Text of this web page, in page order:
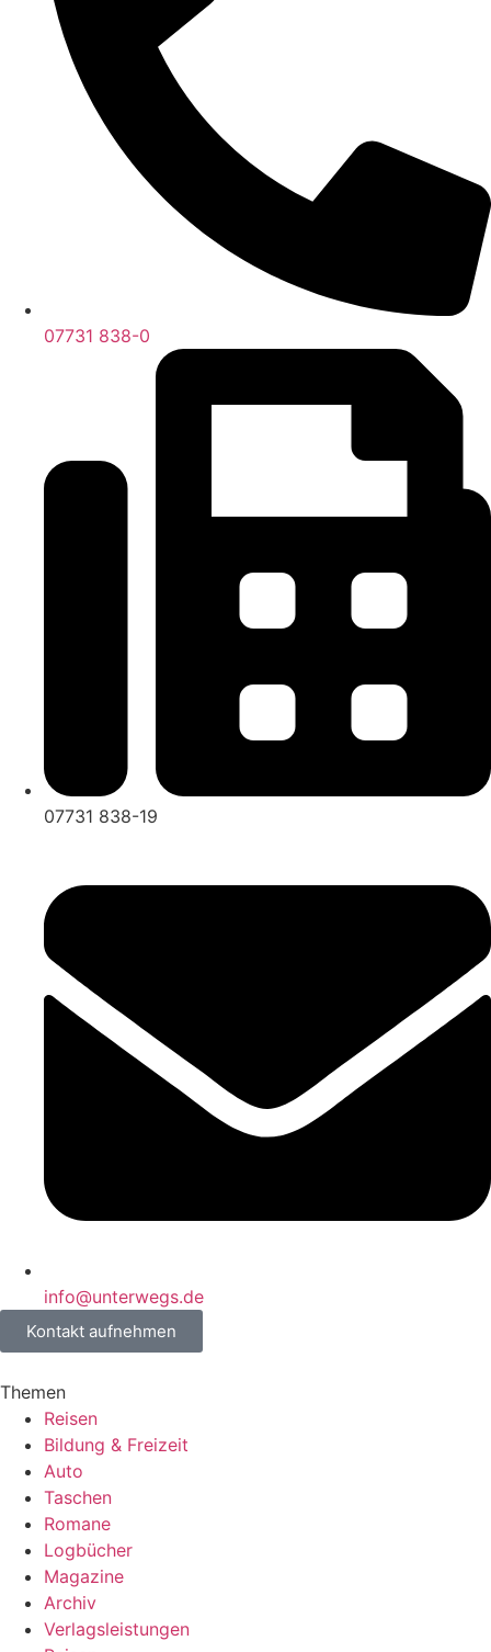
07731 838-0
07731 838-19
info@unterwegs.de
Kontakt aufnehmen
Themen
Reisen
Bildung & Freizeit
Auto
Taschen
Romane
Logbücher
Magazine
Archiv
Verlagsleistungen